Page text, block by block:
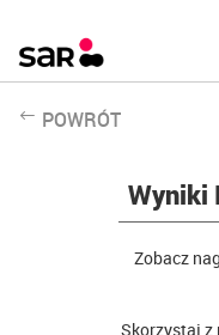
POWRÓT
Wyniki
Zobacz
Skorzystaj z